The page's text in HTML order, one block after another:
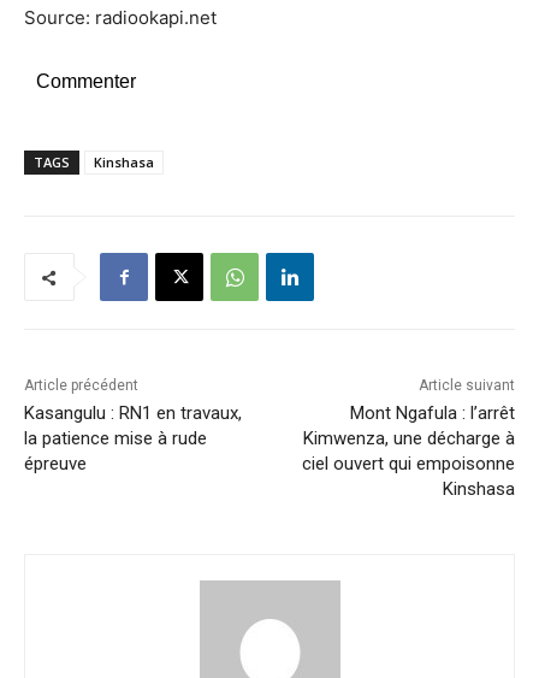
Source: radiookapi.net
Commenter
TAGS Kinshasa
Article précédent
Kasangulu : RN1 en travaux,
la patience mise à rude
épreuve
Article suivant
Mont Ngafula : l’arrêt
Kimwenza, une décharge à
ciel ouvert qui empoisonne
Kinshasa